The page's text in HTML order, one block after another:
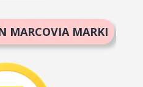
MARCOVIA MARKI